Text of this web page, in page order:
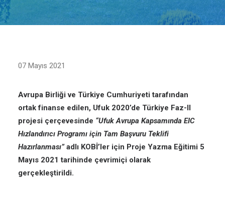
07 Mayıs 2021
Avrupa Birliği ve Türkiye Cumhuriyeti tarafından
ortak finanse edilen, Ufuk 2020’de Türkiye Faz-II
projesi çerçevesinde “Ufuk Avrupa Kapsamında EIC
Hızlandırıcı Programı için Tam Başvuru Teklifi
Hazırlanması”adlı KOBİ’ler için Proje Yazma Eğitimi 5
Mayıs 2021 tarihinde çevrimiçi olarak
gerçekleştirildi.